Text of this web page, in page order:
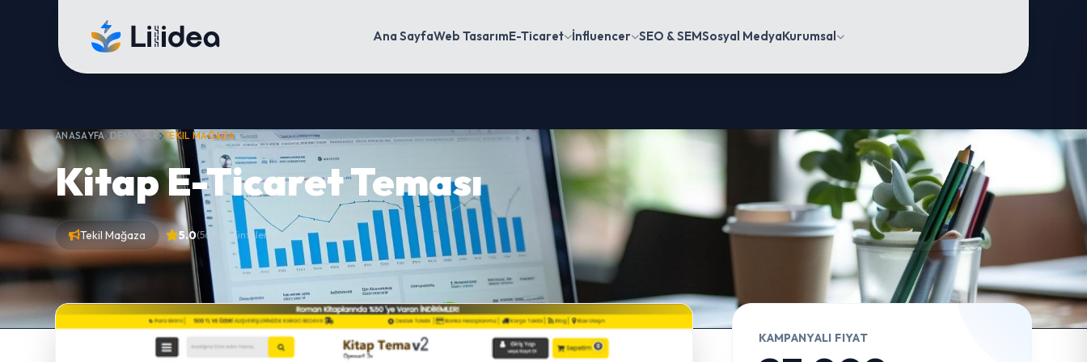
Ana SayfaWeb TasarımE-Ticaret İnfluencer SEO & SEMSosyal MedyaKurumsal
ANASAYFA DEMOLAR TEKIL MAĞAZA
Kitap E-Ticaret Teması
Tekil Mağaza 5.0(569 görüntülenme)
KAMPANYALI FIYAT